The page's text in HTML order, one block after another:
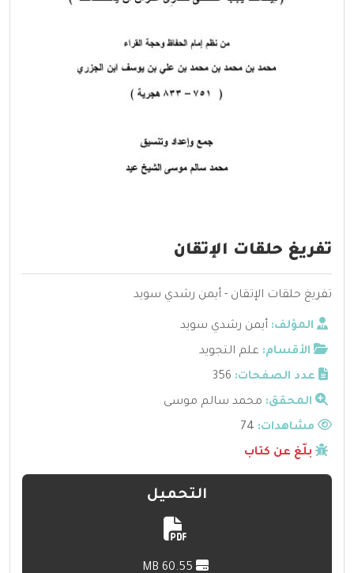
تفريغ حلقات الإتقان
تفريغ حلقات الإتقان - أيمن رشدي سويد
المؤلف: أيمن رشدي سويد
الأقسام: علم التجويد
عدد الصفحات: 356
المحقق: محمد سالم موسى
مشاهدات:
بلّغ عن كتاب
التحميل